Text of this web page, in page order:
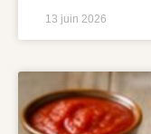
13 juin 2026